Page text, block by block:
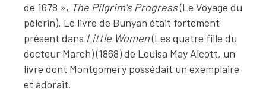
de 1678 », The Pilgrim’s Progress(Le Voyage du
pèlerin). Le livre de Bunyan était fortement
présent dans Little Women(Les quatre fille du
docteur March) (1868) de Louisa May Alcott, un
livre dont Montgomery possédait un exemplaire
et adorait.